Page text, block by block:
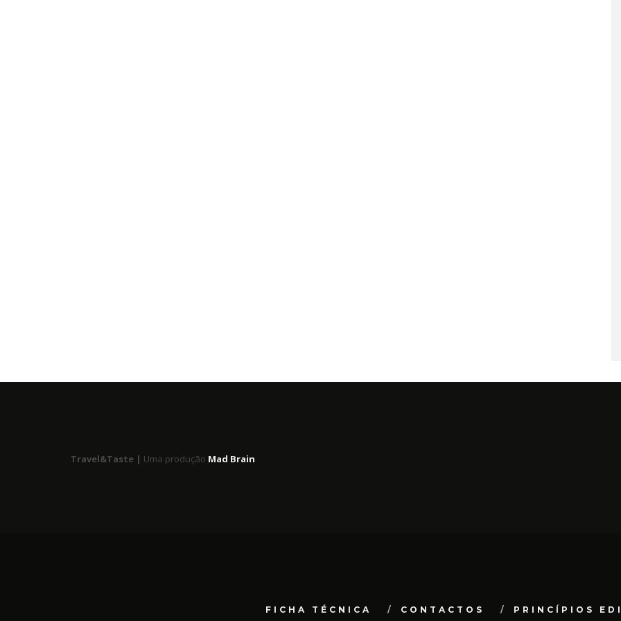
Travel&Taste | Uma produção Mad Brain
FICHA TÉCNICA CONTACTOS PRINCÍPIOS